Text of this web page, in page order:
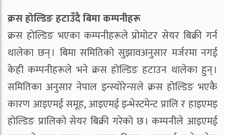
क्रस होल्डिङ हटाउँदै बिमा कम्पनीहरू
क्रस होल्डिङ भएका कम्पनीहरूले प्रोमोटर सेयर बिक्री गर्न
थालेका छन् । बिमा समितिको सुझावअनुसार मर्जरमा नगई
केही कम्पनीहरूले भने क्रस होल्डिङ हटाउन थालेका हुन् ।
समितिका अनुसार नेपाल इन्स्योरेन्सले क्रस होल्डिङ भएकै
कारण आइएमई समूह, आइएमई इन्भेस्टमेन्ट प्रालि र हाइएमइ
होल्डिङ प्रालिको सेयर बिक्री गरेको छ । कम्पनीले आइएमई